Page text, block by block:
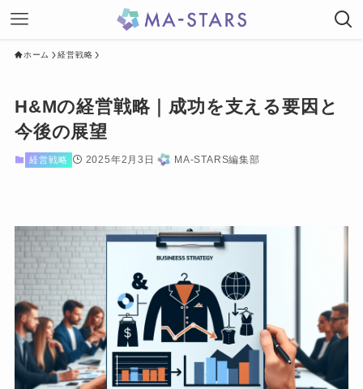
ホーム 経営戦略
H&Mの経営戦略｜成功を支える要因と
今後の展望
経営戦略 2025年2月3日 MA-STARS編集部